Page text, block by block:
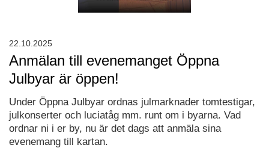
Anmälan till evenemanget Öppna
Julbyar är öppen!
Under Öppna Julbyar ordnas julmarknader tomtestigar,
julkonserter och luciatåg mm. runt om i byarna. Vad
ordnar ni i er by, nu är det dags att anmäla sina
evenemang till kartan.
22.10.2025